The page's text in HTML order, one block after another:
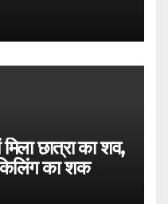
छात्रा का शव,
का शक